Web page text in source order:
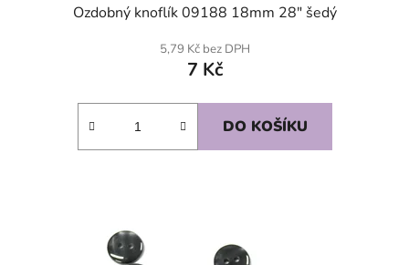
Ozdobný knoflík 09188 18mm 28" šedý
5,79 Kč bez DPH
7 Kč
DO KOŠÍKU